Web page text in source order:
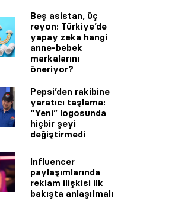
Beş asistan, üç
reyon: Türkiye’de
yapay zeka hangi
anne-bebek
markalarını
öneriyor?
Pepsi’den rakibine
yaratıcı taşlama:
“Yeni” logosunda
hiçbir şeyi
değiştirmedi
Influencer
paylaşımlarında
reklam ilişkisi ilk
bakışta anlaşılmalı